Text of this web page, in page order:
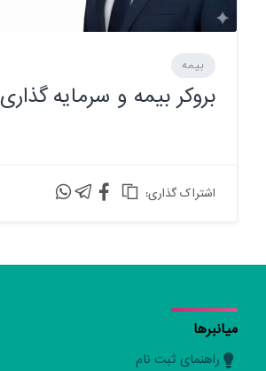
بیمه
بروکر بیمه و سرمایه گذاری
:اشتراک گذاری
میانبرها
راهنمای ثبت نام